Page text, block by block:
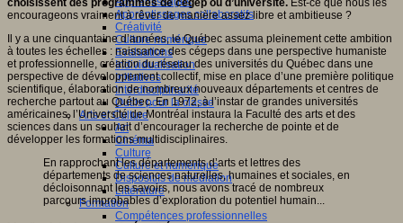
Apprentissages collaboratifs
Créativité
Culture numérique
Evaluations
Individualisation
Initiatives
Interdisciplinarité
Outils pour la classe
Arts et Culture
Art
Cinéma
Culture
Culture et numérique
Dispositifs de médiation
Littérature
Formation
Compétences professionnelles
choisissent des programmes de cégep ou d’université. Est-ce que nous les
encourageons vraiment à rêver de manière assez libre et ambitieuse ?
Il y a une cinquantaine d’années, le Québec assuma pleinement cette ambition
à toutes les échelles : naissance des cégeps dans une perspective humaniste
et professionnelle, création du réseau des universités du Québec dans une
perspective de développement collectif, mise en place d’une première politique
scientifique, élaboration de nombreux nouveaux départements et centres de
recherche partout au Québec. En 1972, à l’instar de grandes universités
américaines, l’Université de Montréal instaura la Faculté des arts et des
sciences dans un souhait d’encourager la recherche de pointe et de
développer les formations multidisciplinaires.
En rapprochant les départements d’arts et lettres des
départements de sciences naturelles, humaines et sociales, en
décloisonnant les savoirs, nous avons tracé de nombreux
parcours improbables d’exploration du potentiel humain...